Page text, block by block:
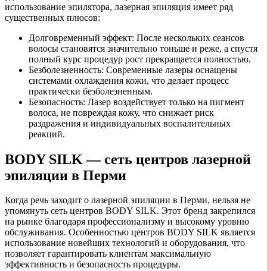
использование эпилятора, лазерная эпиляция имеет ряд
существенных плюсов:
Долговременный эффект: После нескольких сеансов
волосы становятся значительно тоньше и реже, а спустя
полный курс процедур рост прекращается полностью.
Безболезненность: Современные лазеры оснащены
системами охлаждения кожи, что делает процесс
практически безболезненным.
Безопасность: Лазер воздействует только на пигмент
волоса, не повреждая кожу, что снижает риск
раздражения и индивидуальных воспалительных
реакций.
BODY SILK — сеть центров лазерной
эпиляции в Перми
Когда речь заходит о лазерной эпиляции в Перми, нельзя не
упомянуть сеть центров BODY SILK. Этот бренд закрепился
на рынке благодаря профессионализму и высокому уровню
обслуживания. Особенностью центров BODY SILK является
использование новейших технологий и оборудования, что
позволяет гарантировать клиентам максимальную
эффективность и безопасность процедуры.